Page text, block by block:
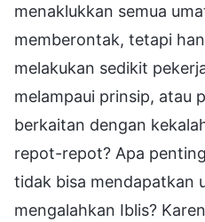
menaklukkan semua
memberontak, tetapi
melakukan sedikit
melampaui prinsip, atau
berkaitan dengan
repot-repot? Apa
tidak bisa mendapatkan
mengalahkan Iblis?